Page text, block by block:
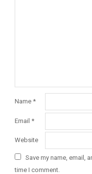
Name *
Email *
Website
Save my name, email,
time I comment.